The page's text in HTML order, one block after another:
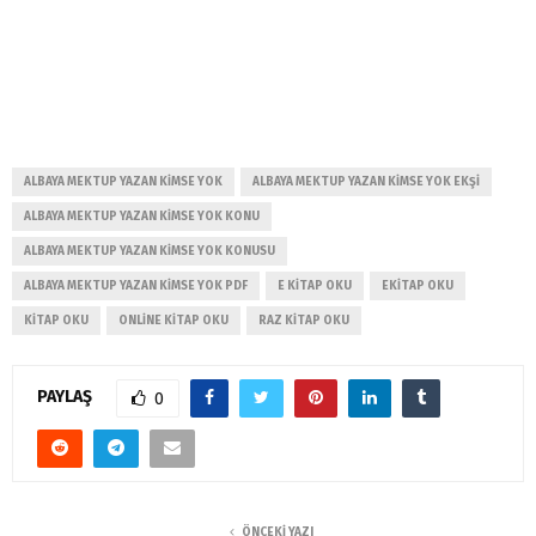
ALBAYA MEKTUP YAZAN KIMSE YOK ALBAYA MEKTUP YAZAN KIMSE YOK EKŞI
ALBAYA MEKTUP YAZAN KIMSE YOK KONU
ALBAYA MEKTUP YAZAN KIMSE YOK KONUSU
ALBAYA MEKTUP YAZAN KIMSE YOK PDF E KITAP OKU EKITAP OKU
KITAP OKU ONLINE KITAP OKU RAZ KITAP OKU
PAYLAŞ 0
ÖNCEKI YAZI